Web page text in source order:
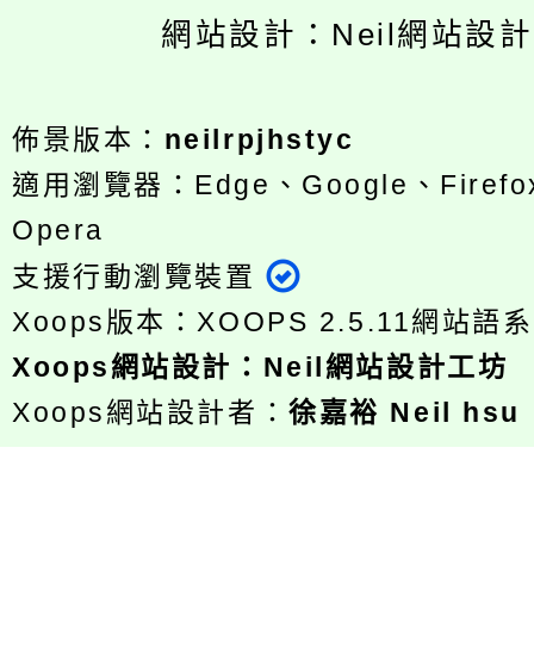
網站設計：Neil網站設
佈景版本： neilrpjhstyc
適用瀏覽器：Edge、Google、
Opera
支援行動瀏覽裝置
Xoops版本：XOOPS 2.5.11網站語
Xoops網站設計 ： Neil網站設計工坊
Xoops網站設計者：徐嘉裕 Neil hsu